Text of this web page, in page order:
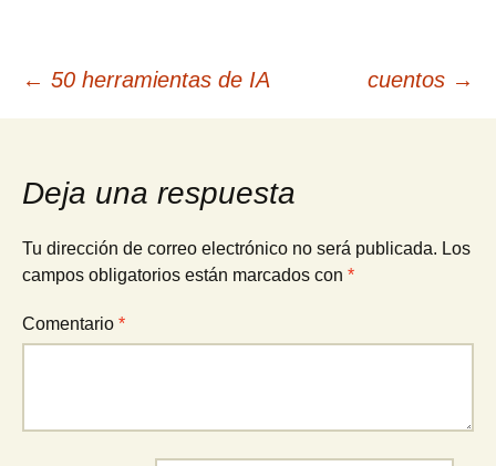
Navegación
de
entradas
← 50 herramientas de IA cuentos →
Deja una respuesta
Tu dirección de correo electrónico no será publicada. Los
campos obligatorios están marcados con *
Comentario *